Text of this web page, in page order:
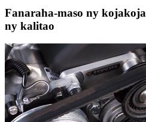
Fanaraha-maso ny
ny kalitao